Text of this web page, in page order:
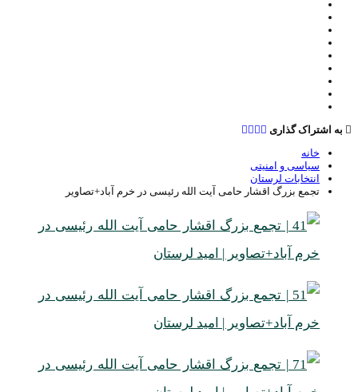
به اشتراک گذاری
خانه
سیاسی و امنیتی
انتخابات لرستان
تجمع بزرگ اقشار حامی آیت الله رئیسی در خرم آباد+تصاویر